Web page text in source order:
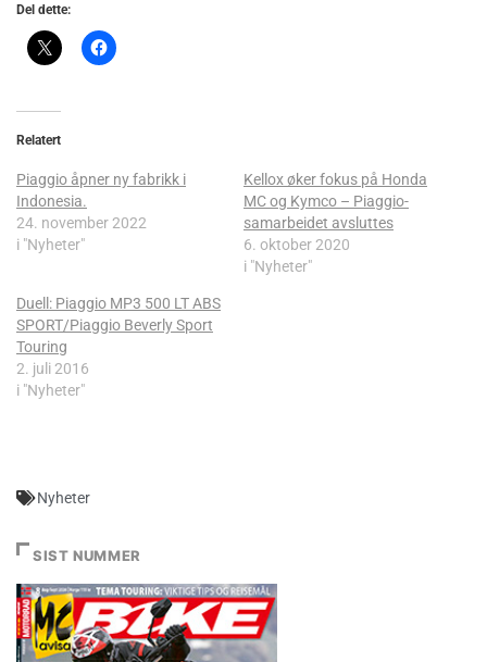
Del dette:
Relatert
Piaggio åpner ny fabrikk i
Indonesia.
24. november 2022
i "Nyheter"
Kellox øker fokus på Honda
MC og Kymco – Piaggio-
samarbeidet avsluttes
6. oktober 2020
i "Nyheter"
Duell: Piaggio MP3 500 LT ABS
SPORT/Piaggio Beverly Sport
Touring
2. juli 2016
i "Nyheter"
Nyheter
SIST NUMMER